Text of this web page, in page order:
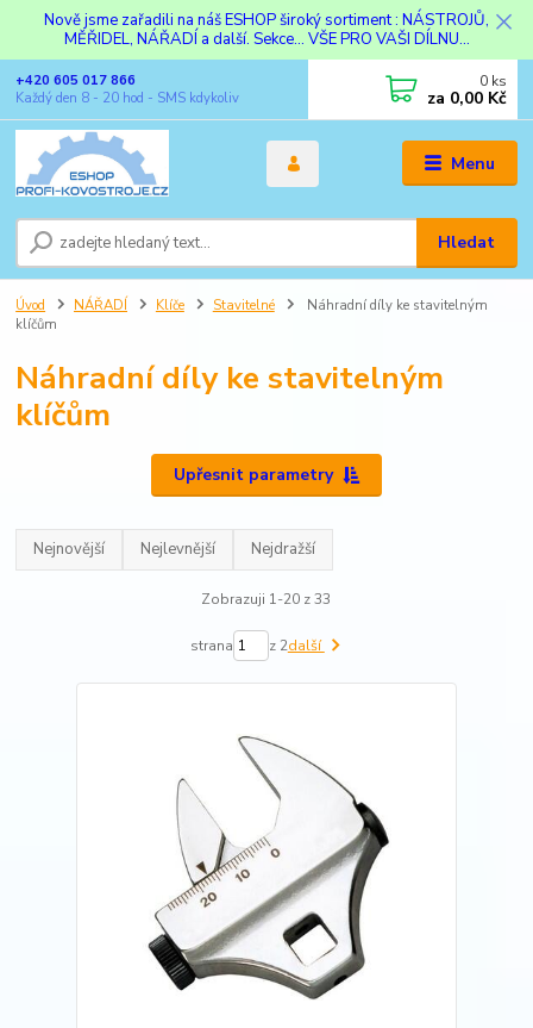
Nově jsme zařadili na náš ESHOP široký sortiment : NÁSTROJŮ,
MĚŘIDEL, NÁŘADÍ a další. Sekce... VŠE PRO VAŠI DÍLNU...
Menu
Hledat
+420 605 017 866
Každý den 8 - 20 hod - SMS kdykoliv
0 ks
za 0,00 Kč
Úvod NÁŘADÍ Klíče Stavitelné
Náhradní díly ke stavitelným
klíčům
Náhradní díly ke stavitelným
klíčům
Upřesnit parametry
Nejnovější Nejlevnější Nejdražší
Zobrazuji 1-20 z 33
strana z 2další